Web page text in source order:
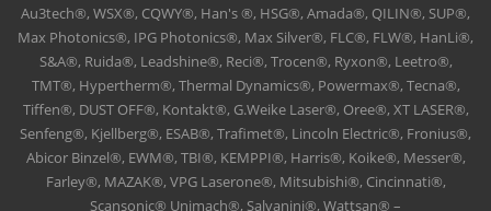
Au3tech®, WSX®, CQWY®, Han's ®, HSG®, Amada®, QILIN®, SUP®,
Max Photonics®, IPG Photonics®, Max Silver®, FLC®, FLW®, HanLi®,
S&A®, Ruida®, Leadshine®, Reci®, Trocen®, Ryxon®, Leetro®,
TMT®, Hypertherm®, Thermal Dynamics®, Powermax®, Tecna®,
Tiffen®, DUST OFF®, Kontakt®, G.Weike Laser®, Oree®, XT LASER®,
Senfeng®, Kjellberg®, ESAB®, Trafimet®, Lincoln Electric®, Fronius®,
Abicor Binzel®, EWM®, TBI®, KEMPPI®, Harris®, Koike®, Messer®,
Farley®, MAZAK®, VPG Laserone®, Mitsubishi®, Cincinnati®,
Scansonic® Unimach®, Salvanini®, Wattsan® –